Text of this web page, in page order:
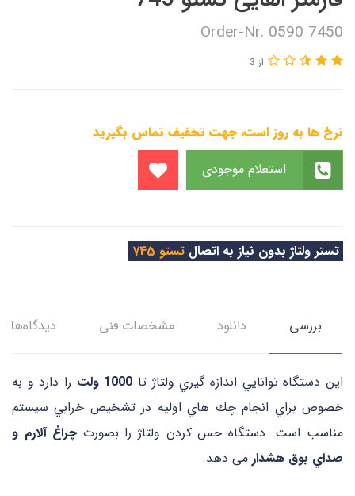
Order-Nr. 0590 7450
از 3
نرخ ها به روز است، جهت تخفیف تماس بگیرید
تستر ولتاژ بدون نياز به اتصال تستو 745
بررسی دانلود مشخصات فني دیدگاه‌ها
اين دستگاه توانايي اندازه گيري ولتاژ تا
را دارد و به
خصوص براي انجام چك هاي اوليه در تشخيص خرابي سيستم
مناسب است. دستگاه حس كردن ولتاژ را بصورت چراغ آلارم و
صداي بوق هشدار می دهد.